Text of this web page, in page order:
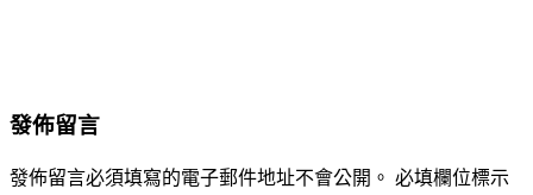
發佈留言
發佈留言必須填寫的電子郵件地址不會公開。 必填欄位標示